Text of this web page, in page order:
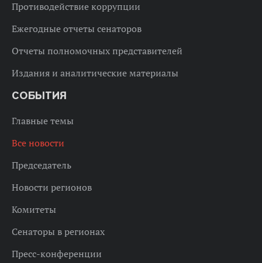
Противодействие коррупции
Ежегодные отчеты сенаторов
Отчеты полномочных представителей
Издания и аналитические материалы
СОБЫТИЯ
Главные темы
Все новости
Председатель
Новости регионов
Комитеты
Сенаторы в регионах
Пресс-конференции